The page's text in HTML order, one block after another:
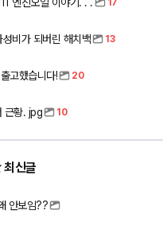
엔진오일 이야기. . . 17
성비가 되버린 해치백 13
고했습니다! 20
근황. jpg 10
최신글
안보임??